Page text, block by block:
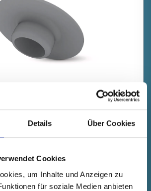
Details Über Cookies
Cookies
um Inhalte und Anzeigen zu
für soziale Medien anbieten
4 PCR-PE / PE-LD,
Wybór
Próbka Kup